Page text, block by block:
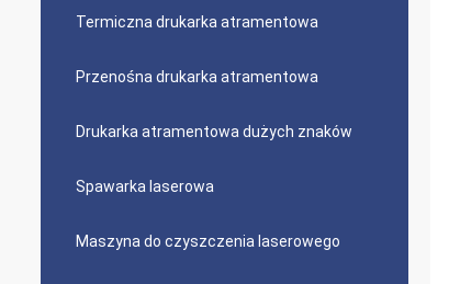
Termiczna drukarka atramentowa
Przenośna drukarka atramentowa
Drukarka atramentowa dużych znaków
Spawarka laserowa
Maszyna do czyszczenia laserowego